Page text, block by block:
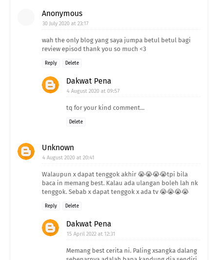
Anonymous
30 July 2020 at 23:17
wah the only blog yang saya jumpa betul betul bagi
review episod thank you so much <3
Reply Delete
Dakwat Pena
4 August 2020 at 09:57
tq for your kind comment...
Delete
Unknown
4 August 2020 at 20:41
Walaupun x dapat tenggok akhir 😭😭😭😭tpi bila
baca in memang best. Kalau ada ulangan boleh lah nk
tenggok. Sebab x dapat tenggok x ada tv 😭😭😭😭
Reply Delete
Dakwat Pena
15 April 2022 at 12:31
Memang best cerita ni. Paling xsangka dalang